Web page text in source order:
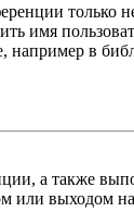
только
имя
в
а также
или выходом